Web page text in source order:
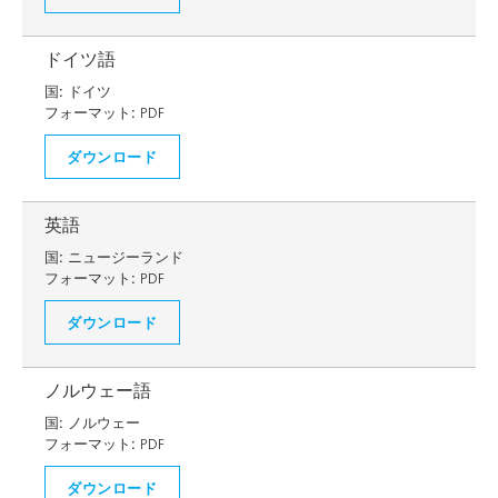
ドイツ語
国: ドイツ
フォーマット: PDF
ダウンロード
英語
国: ニュージーランド
フォーマット: PDF
ダウンロード
ノルウェー語
国: ノルウェー
フォーマット: PDF
ダウンロード